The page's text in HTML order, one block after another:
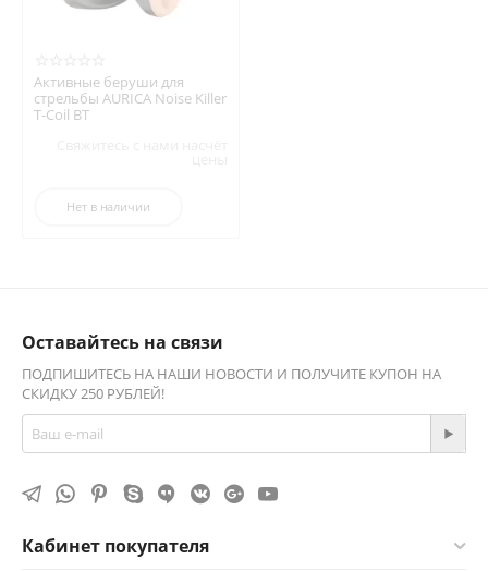
Активные беруши для
стрельбы AURICA Noise Killer
T-Coil BT
Нет в наличии
Оставайтесь на связи
ПОДПИШИТЕСЬ НА НАШИ НОВОСТИ И ПОЛУЧИТЕ КУПОН НА
СКИДКУ 250 РУБЛЕЙ!
Кабинет покупателя